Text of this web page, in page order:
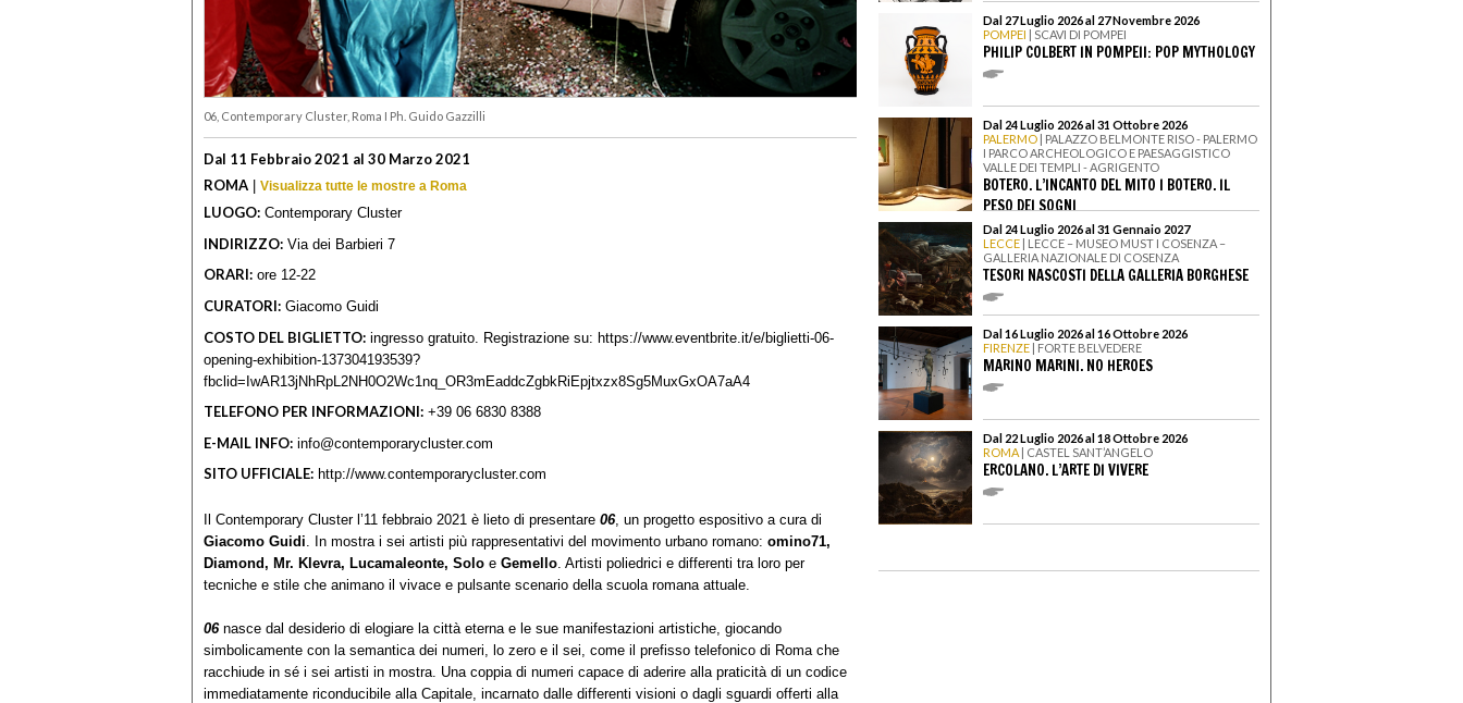
06, Contemporary Cluster, Roma I Ph. Guido Gazzilli
Dal 11 Febbraio 2021 al 30 Marzo 2021
ROMA | Visualizza tutte le mostre a Roma
LUOGO: Contemporary Cluster
INDIRIZZO: Via dei Barbieri 7
ORARI: ore 12-22
CURATORI: Giacomo Guidi
COSTO DEL BIGLIETTO: ingresso gratuito. Registrazione su: https://www.eventbrite.it/e/biglietti-06-
opening-exhibition-137304193539?
fbclid=IwAR13jNhRpL2NH0O2Wc1nq_OR3mEaddcZgbkRiEpjtxzx8Sg5MuxGxOA7aA4
TELEFONO PER INFORMAZIONI: +39 06 6830 8388
E-MAIL INFO: info@contemporarycluster.com
SITO UFFICIALE: http://www.contemporarycluster.com
Il Contemporary Cluster l’11 febbraio 2021 è lieto di presentare 06, un progetto espositivo a cura di
Giacomo Guidi . In mostra i sei artisti più rappresentativi del movimento urbano romano: omino71,
Diamond, Mr. Klevra, Lucamaleonte, Solo e Gemello . Artisti poliedrici e differenti tra loro per
tecniche e stile che animano il vivace e pulsante scenario della scuola romana attuale.
06nasce dal desiderio di elogiare la città eterna e le sue manifestazioni artistiche, giocando
simbolicamente con la semantica dei numeri, lo zero e il sei, come il prefisso telefonico di Roma che
racchiude in sé i sei artisti in mostra. Una coppia di numeri capace di aderire alla praticità di un codice
immediatamente riconducibile alla Capitale, incarnato dalle differenti visioni o dagli sguardi offerti alla
Dal 27 Luglio 2026 al 27 Novembre 2026
POMPEI | SCAVI DI POMPEI
PHILIP COLBERT IN POMPEII: POP MYTHOLOGY
Dal 24 Luglio 2026 al 31 Ottobre 2026
PALERMO | PALAZZO BELMONTE RISO - PALERMO
I PARCO ARCHEOLOGICO E PAESAGGISTICO
VALLE DEI TEMPLI - AGRIGENTO
BOTERO. L’INCANTO DEL MITO I BOTERO. IL
PESO DEI SOGNI
Dal 24 Luglio 2026 al 31 Gennaio 2027
LECCE | LECCE – MUSEO MUST I COSENZA –
GALLERIA NAZIONALE DI COSENZA
TESORI NASCOSTI DELLA GALLERIA BORGHESE
Dal 16 Luglio 2026 al 16 Ottobre 2026
FIRENZE | FORTE BELVEDERE
MARINO MARINI. NO HEROES
Dal 22 Luglio 2026 al 18 Ottobre 2026
ROMA | CASTEL SANT’ANGELO
ERCOLANO. L’ARTE DI VIVERE